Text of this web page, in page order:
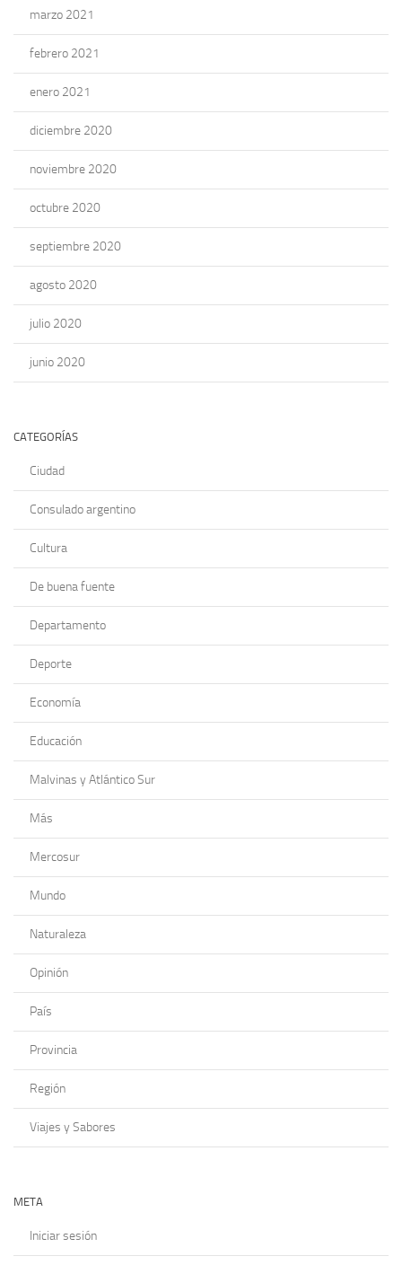
marzo 2021
febrero 2021
enero 2021
diciembre 2020
noviembre 2020
octubre 2020
septiembre 2020
agosto 2020
julio 2020
junio 2020
CATEGORÍAS
Ciudad
Consulado argentino
Cultura
De buena fuente
Departamento
Deporte
Economía
Educación
Malvinas y Atlántico Sur
Más
Mercosur
Mundo
Naturaleza
Opinión
País
Provincia
Región
Viajes y Sabores
META
Iniciar sesión